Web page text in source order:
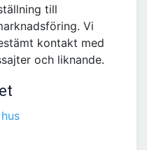
till
Vi
kontakt med
och liknande.